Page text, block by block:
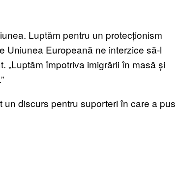
Luptăm pentru un protecționism
Uniunea Europeană ne interzice să-l
„Luptăm împotriva imigrării în masă și
discurs pentru suporteri în care a pus